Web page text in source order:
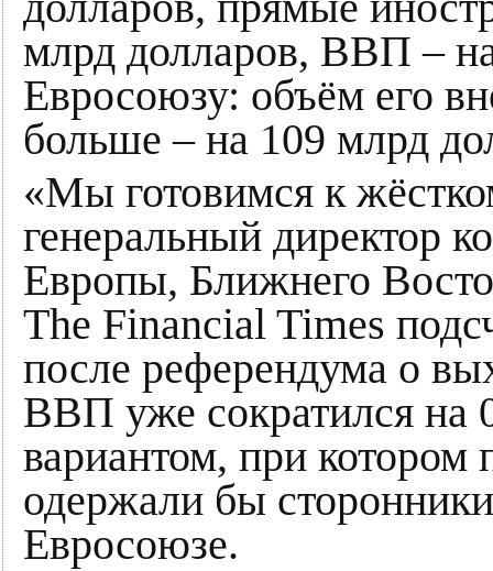
млрд долларов, ВВП –
Евросоюзу: объём его
больше – на 109 млрд
«Мы готовимся к
генеральный директор
Европы, Ближнего
The Financial Times
после референдума о
ВВП уже сократился на
вариантом, при котором
одержали бы
Евросоюзе.